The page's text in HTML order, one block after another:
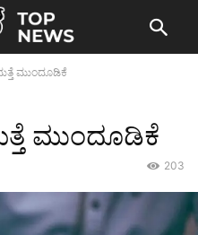
ಮುಂದೂಡಿಕೆ
ಮುಂದೂಡಿಕೆ
203